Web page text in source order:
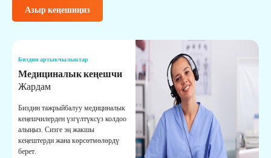
Азыр кеңешиңиз
Биздин артыкчылыктар
Медициналык кеңешчи
Жардам
Биздин тажрыйбалуу медициналык
кеңешчилерден үзгүлтүксүз колдоо
алыңыз. Сизге эң жакшы
кеңештерди жана көрсөтмөлөрдү
берет.